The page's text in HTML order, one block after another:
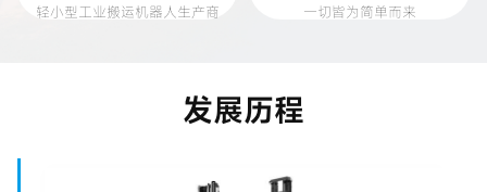
轻小型工业搬运机器人生产商 一切皆为简单而来
发展历程